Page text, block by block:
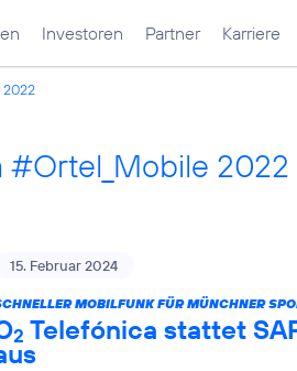
Investoren Partner Karriere
2022
#Ortel_Mobile 2022
15. Februar 2024
MOBILFUNK FÜR MÜNCHNER
2 Telefónica stattet